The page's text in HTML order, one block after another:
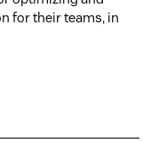
for their teams, in